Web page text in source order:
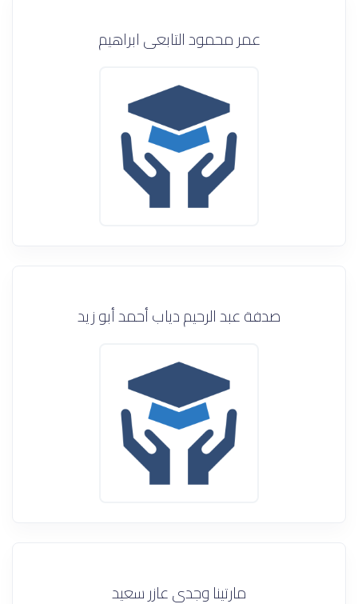
عمر محمود التابعى ابراهيم
صدفة عبد الرحيم دياب أحمد أبو زيد
مارتينا وجدى عازر سعيد